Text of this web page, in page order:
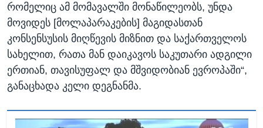
რომელიც ამ მომავალში მონაწილეობს, უნდა
მოვიდეს [მოლაპარაკების] მაგიდასთან
კონსენსუსის მიღწევის მიზნით და საქართველოს
სახელით, რათა მან დაიკავოს საკუთარი ადგილი
ერთიან, თავისუფალ და მშვიდობიან ევროპაში“,
განაცხადა კელი დეგნანმა.